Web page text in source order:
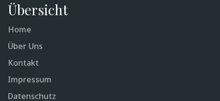
Übersicht
Home
Über Uns
Kontakt
Impressum
Datenschutz